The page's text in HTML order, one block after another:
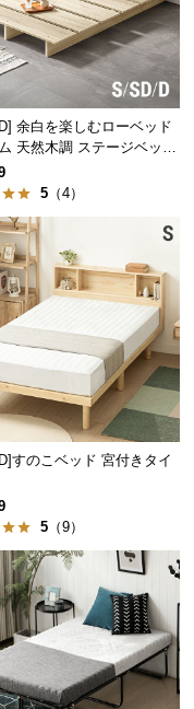
ンに仕上げまし
優れた素材を使
適した仕様で
余白を楽しむローベッド
天然木調 ステージベッド
掃除機対応
5 （4）
すのこベッド 宮付きタイ
5 （9）